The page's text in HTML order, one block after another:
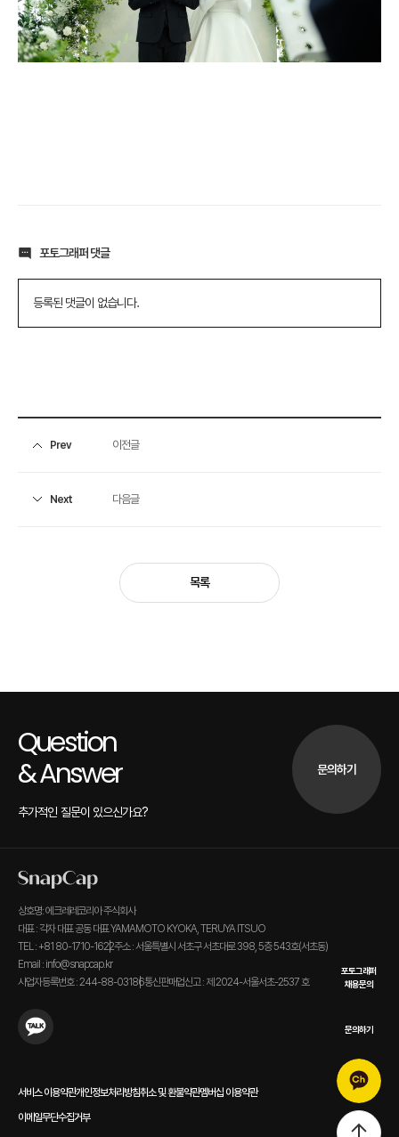
포토그래퍼 댓글
등록된 댓글이 없습니다.
Prev 이전글
Next 다음글
목록
포토그래퍼
채용문의
문의하기
Question
& Answer
추가적인 질문이 있으신가요?
문의하기
상호명: 에크레레코리아 주식회사
대표 : 각자 대표 공동 대표 YAMAMOTO KYOKA, TERUYA ITSUO
TEL : +81 80-1710-1622주소 : 서울특별시 서초구 서초대로 398, 5층 543호(서초동)
Email : info@snapcap.kr
사업자등록번호 : 244-88-03186통신판매업신고 : 제 2024-서울서초-2537 호
서비스 이용약관개인정보처리방침취소 및 환불약관멤버십 이용약관
이메일무단수집거부